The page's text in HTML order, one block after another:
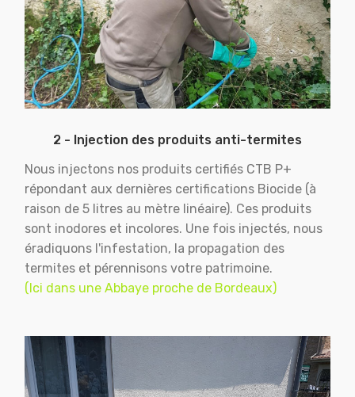
2 - Injection des produits anti-termites
Nous injectons nos produits certifiés CTB P+
répondant aux dernières certifications Biocide (à
raison de 5 litres au mètre linéaire). Ces produits
sont inodores et incolores. Une fois injectés, nous
éradiquons l'infestation, la propagation des
termites et pérennisons votre patrimoine.
(Ici dans une Abbaye proche de Bordeaux)